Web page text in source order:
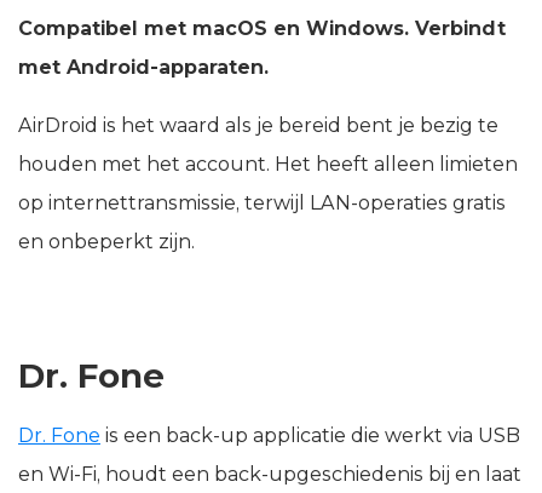
Compatibel met macOS en Windows. Verbindt
met Android-apparaten.
AirDroid is het waard als je bereid bent je bezig te
houden met het account. Het heeft alleen limieten
op internettransmissie, terwijl LAN-operaties gratis
en onbeperkt zijn.
Dr. Fone
Dr. Fone is een back-up applicatie die werkt via USB
en Wi-Fi, houdt een back-upgeschiedenis bij en laat